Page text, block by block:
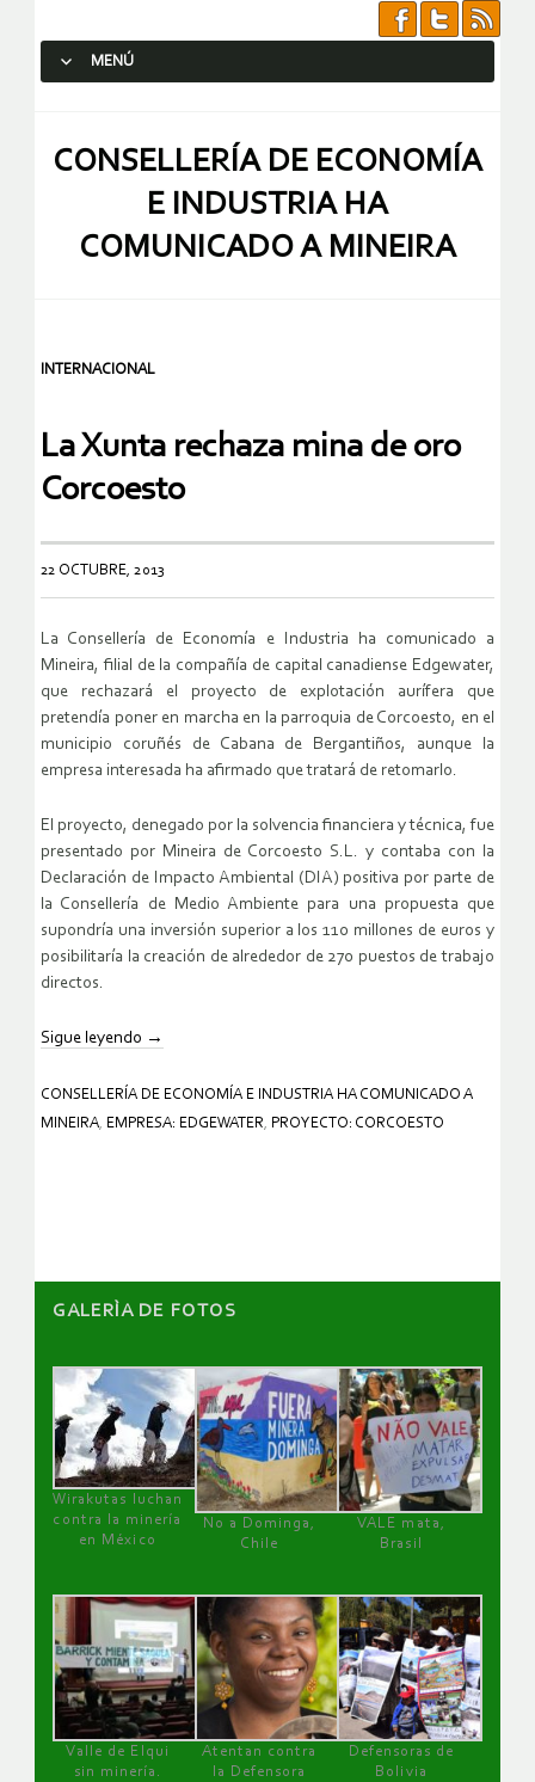
MENÚ
CONSELLERÍA DE ECONOMÍA
E INDUSTRIA HA
COMUNICADO A MINEIRA
INTERNACIONAL
La Xunta rechaza mina de oro
Corcoesto
22 OCTUBRE, 2013
La Consellería de Economía e Industria ha comunicado a
Mineira, filial de la compañía de capital canadiense Edgewater,
que rechazará el proyecto de explotación aurífera que
pretendía poner en marcha en la parroquia de Corcoesto, en el
municipio coruñés de Cabana de Bergantiños, aunque la
empresa interesada ha afirmado que tratará de retomarlo.
El proyecto, denegado por la solvencia financiera y técnica, fue
presentado por Mineira de Corcoesto S.L. y contaba con la
Declaración de Impacto Ambiental (DIA) positiva por parte de
la Consellería de Medio Ambiente para una propuesta que
supondría una inversión superior a los 110 millones de euros y
posibilitaría la creación de alrededor de 270 puestos de trabajo
directos.
Sigue leyendo →
CONSELLERÍA DE ECONOMÍA E INDUSTRIA HA COMUNICADO A
MINEIRA, EMPRESA: EDGEWATER, PROYECTO: CORCOESTO
GALERÌA DE FOTOS
Wirakutas luchan
contra la minería
en México
No a Dominga,
Chile
VALE mata,
Brasil
Valle de Elqui
sin minería.
Atentan contra
la Defensora
Defensoras de
Bolivia